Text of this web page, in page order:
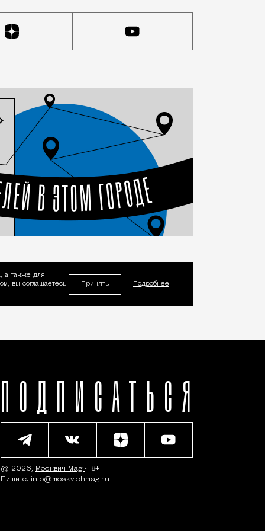
а также для
вы соглашаетесь
Принять Подробнее
ПОДПИСАТЬСЯ
© 2026, Москвич Mag • 18+
Пишите: info@moskvichmag.ru